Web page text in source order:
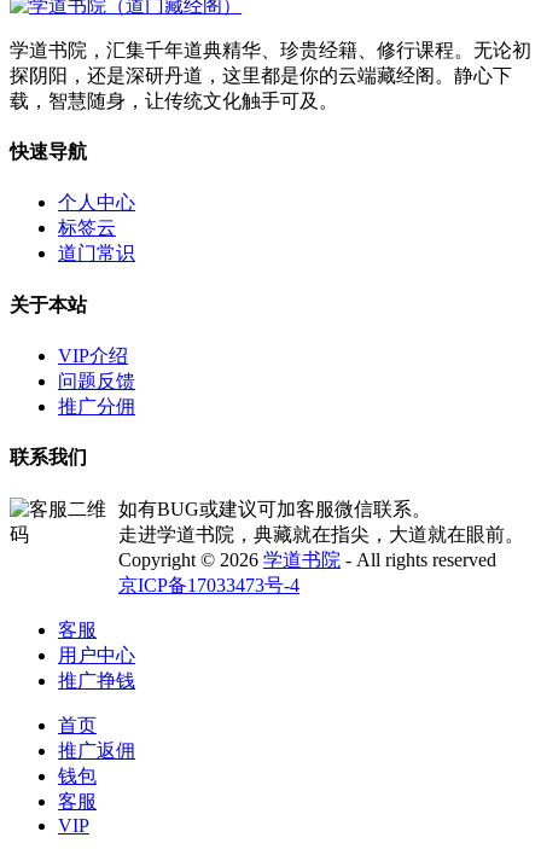
学道书院，汇集千年道典精华、珍贵经籍、修行课程。无论初
探阴阳，还是深研丹道，这里都是你的云端藏经阁。静心下
载，智慧随身，让传统文化触手可及。
快速导航
个人中心
标签云
道门常识
关于本站
VIP介绍
问题反馈
推广分佣
联系我们
如有BUG或建议可加客服微信联系。
走进学道书院，典藏就在指尖，大道就在眼前。
Copyright © 2026 学道书院 - All rights reserved
京ICP备17033473号-4
客服
用户中心
推广挣钱
首页
推广返佣
钱包
客服
VIP